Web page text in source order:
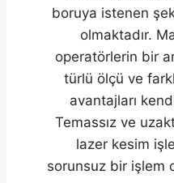
boruya istenen
olmaktadır.
operatörlerin bir
türlü ölçü ve
avantajları
Temassız ve
lazer kesim
sorunsuz bir işlem